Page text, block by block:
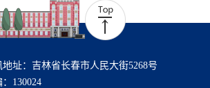
地址：吉林省长春市人民大街5268号
：130024